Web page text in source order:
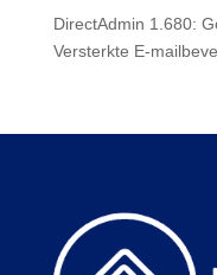
DirectAdmin 1.680:
Versterkte E-